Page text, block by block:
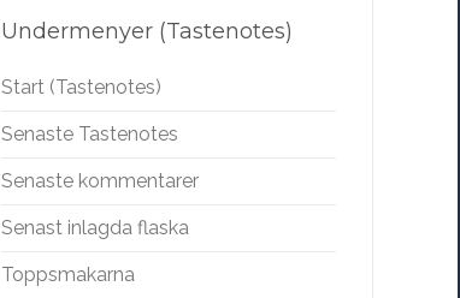
Undermenyer (Tastenotes)
Start (Tastenotes)
Senaste Tastenotes
Senaste kommentarer
Senast inlagda flaska
Toppsmakarna